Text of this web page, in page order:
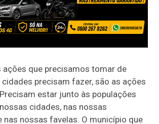
ações que precisamos tomar de
precisam fazer, são as ações
estar junto às populações
cidades, nas nossas
nas nossas favelas. O município que